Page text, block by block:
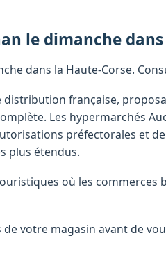
le dimanche
dans la Haute-Corse.
française,
Les hypermarchés
préfectorales et
plus étendus.
où les
votre magasin avant de